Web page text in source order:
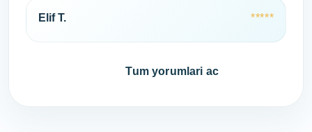
Elif T. *****
Tum yorumlari ac